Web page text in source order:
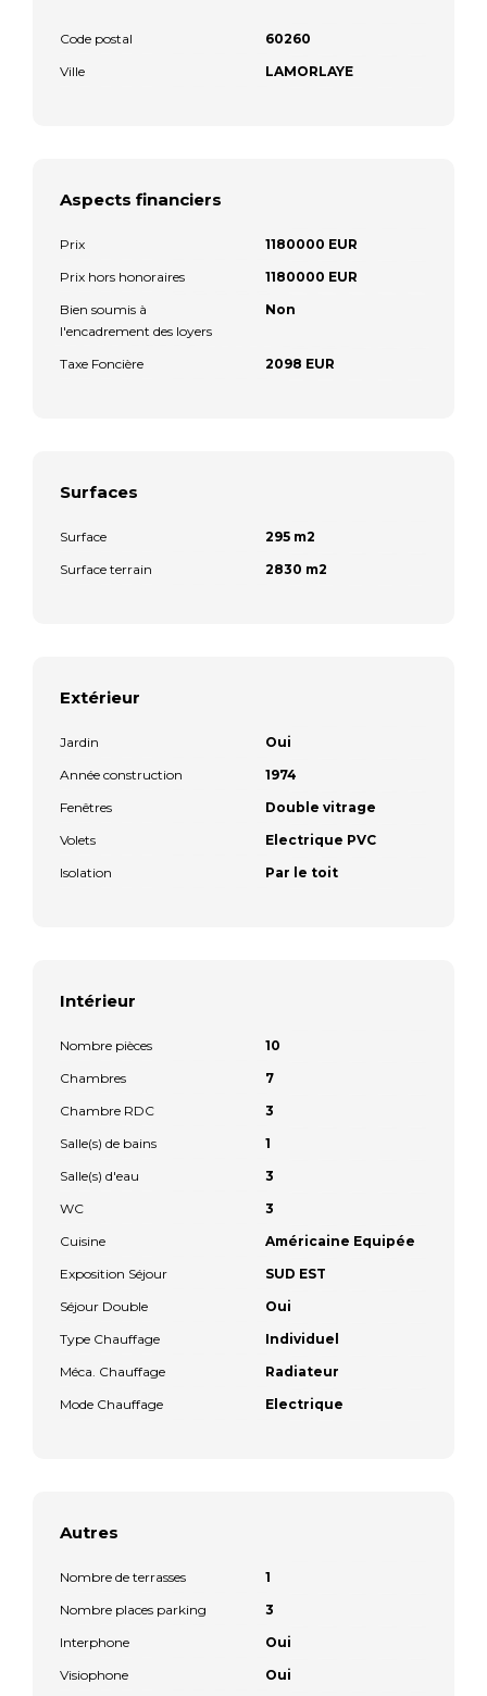
Code postal
60260
Ville
LAMORLAYE
Aspects financiers
Prix
1180000 EUR
Prix hors honoraires
1180000 EUR
Bien soumis à
l'encadrement des loyers
Non
Taxe Foncière 2098 EUR
Surfaces
Surface
295 m2
Surface terrain
2830 m2
Extérieur
Jardin
Oui
Année construction
1974
Fenêtres
Double vitrage
Volets
Electrique PVC
Isolation
Par le toit
Intérieur
Nombre pièces
10
Chambres
7
Chambre RDC
3
Salle(s) de bains
1
Salle(s) d'eau
3
WC
3
Cuisine
Américaine Equipée
Exposition Séjour
SUD EST
Séjour Double
Oui
Type Chauffage
Individuel
Méca. Chauffage
Radiateur
Mode Chauffage
Electrique
Autres
Nombre de terrasses
1
Nombre places parking
3
Interphone
Oui
Visiophone
Oui